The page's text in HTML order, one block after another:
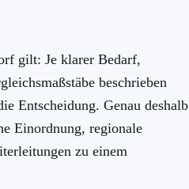
gilt: Je klarer Bedarf,
beschrieben
Entscheidung. Genau deshalb
Einordnung, regionale
zu einem